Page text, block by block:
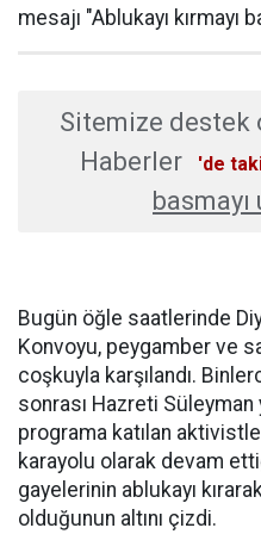
mesajı "Ablukayı kırmayı
Sitemize destek
Haberler
'de
basmayı
Bugün öğle saatlerinde
Konvoyu, peygamber ve
coşkuyla karşılandı.
sonrası Hazreti
programa katılan
karayolu olarak devam
gayelerinin ablukayı
olduğunun altını çizdi.